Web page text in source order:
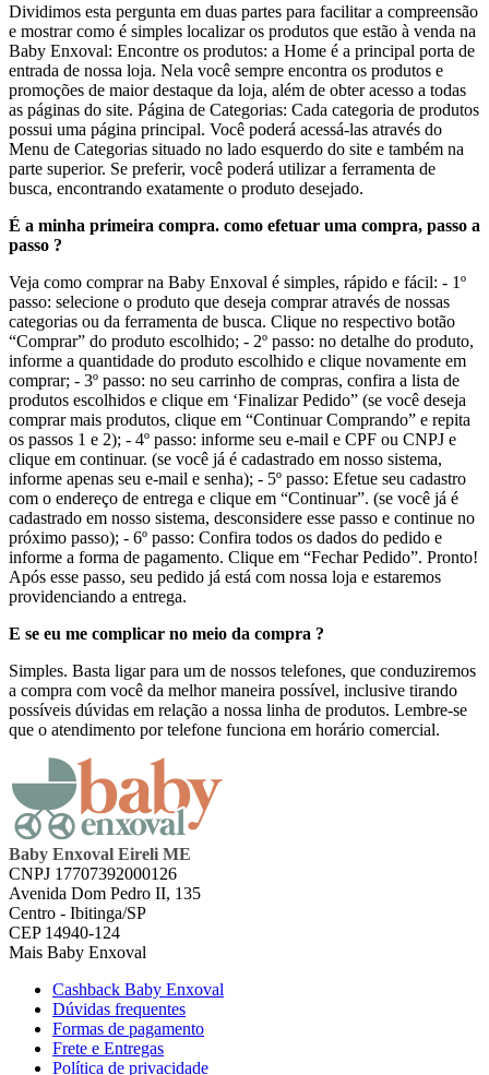
Dividimos esta pergunta em duas partes para facilitar a compreensão
e mostrar como é simples localizar os produtos que estão à venda na
Baby Enxoval: Encontre os produtos: a Home é a principal porta de
entrada de nossa loja. Nela você sempre encontra os produtos e
promoções de maior destaque da loja, além de obter acesso a todas
as páginas do site. Página de Categorias: Cada categoria de produtos
possui uma página principal. Você poderá acessá-las através do
Menu de Categorias situado no lado esquerdo do site e também na
parte superior. Se preferir, você poderá utilizar a ferramenta de
busca, encontrando exatamente o produto desejado.
É a minha primeira compra. como efetuar uma compra, passo a
passo ?
Veja como comprar na Baby Enxoval é simples, rápido e fácil: - 1º
passo: selecione o produto que deseja comprar através de nossas
categorias ou da ferramenta de busca. Clique no respectivo botão
“Comprar” do produto escolhido; - 2º passo: no detalhe do produto,
informe a quantidade do produto escolhido e clique novamente em
comprar; - 3º passo: no seu carrinho de compras, confira a lista de
produtos escolhidos e clique em ‘Finalizar Pedido” (se você deseja
comprar mais produtos, clique em “Continuar Comprando” e repita
os passos 1 e 2); - 4º passo: informe seu e-mail e CPF ou CNPJ e
clique em continuar. (se você já é cadastrado em nosso sistema,
informe apenas seu e-mail e senha); - 5º passo: Efetue seu cadastro
com o endereço de entrega e clique em “Continuar”. (se você já é
cadastrado em nosso sistema, desconsidere esse passo e continue no
próximo passo); - 6º passo: Confira todos os dados do pedido e
informe a forma de pagamento. Clique em “Fechar Pedido”. Pronto!
Após esse passo, seu pedido já está com nossa loja e estaremos
providenciando a entrega.
E se eu me complicar no meio da compra ?
Simples. Basta ligar para um de nossos telefones, que conduziremos
a compra com você da melhor maneira possível, inclusive tirando
possíveis dúvidas em relação a nossa linha de produtos. Lembre-se
que o atendimento por telefone funciona em horário comercial.
Baby Enxoval Eireli ME
CNPJ 17707392000126
Avenida Dom Pedro II, 135
Centro - Ibitinga/SP
CEP 14940-124
Mais Baby Enxoval
Cashback Baby Enxoval
Dúvidas frequentes
Formas de pagamento
Frete e Entregas
Política de privacidade